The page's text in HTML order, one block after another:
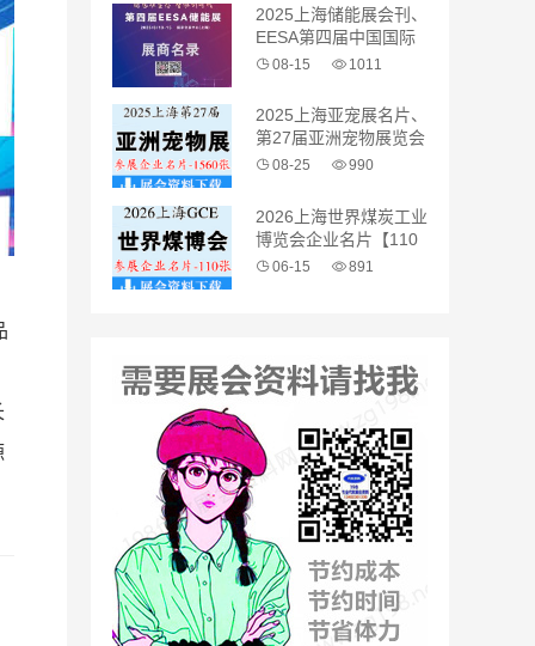
2025上海储能展会刊、
EESA第四届中国国际
储能展览会参展商名录
08-15 1011
2025上海亚宠展名片、
第27届亚洲宠物展览会
企业名片【1560张】
08-25 990
2026上海世界煤炭工业
博览会企业名片【110
张】06-15 891